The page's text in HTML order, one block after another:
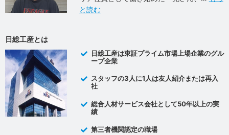
と読む
日総工産とは
日総工産は東証プライム市場上場企業のグル
ープ企業
スタッフの3人に1人は友人紹介または再入
社
総合人材サービス会社として50年以上の実
績
第三者機関認定の職場